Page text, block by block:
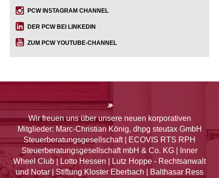
PCW INSTAGRAM CHANNEL
DER PCW BEI LINKEDIN
ZUM PCW YOUTUBE-CHANNEL
»
Wir freuen uns über unsere neuen korporativen
Mitglieder: Marc-Christian König, dhpg steutax GmbH
Steuerberatungsgesellschaft | ECOVIS RTS RPH
Steuerberatungsgesellschaft mbH & Co. KG | Inner
Wheel Club | Lotto Hessen | Lutz Hoppe - Rechtsanwalt
und Notar | Stiftung Kloster Eberbach | Balthasar Ress